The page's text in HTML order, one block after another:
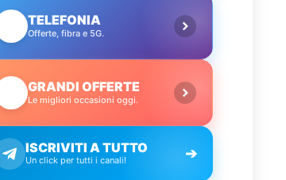
TELEFONIA
Offerte, fibra e 5G.
GRANDI OFFERTE
Le migliori occasioni oggi.
ISCRIVITI A TUTTO
Un click per tutti i canali! ➔